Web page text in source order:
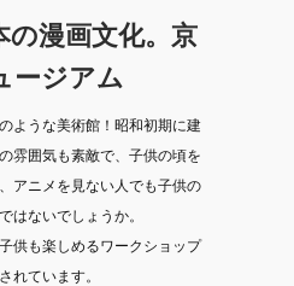
の漫画文化。京
ージアム
ような美術館！昭和初期に建
雰囲気も素敵で、子供の頃を
アニメを見ない人でも子供の
はないでしょうか。
供も楽しめるワークショップ
れています。